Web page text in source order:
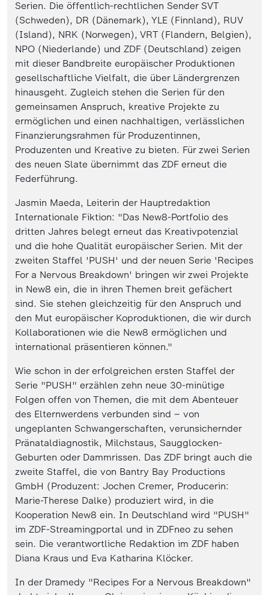
Serien. Die öffentlich-rechtlichen Sender SVT
(Schweden), DR (Dänemark), YLE (Finnland), RUV
(Island), NRK (Norwegen), VRT (Flandern, Belgien),
NPO (Niederlande) und ZDF (Deutschland) zeigen
mit dieser Bandbreite europäischer Produktionen
gesellschaftliche Vielfalt, die über Ländergrenzen
hinausgeht. Zugleich stehen die Serien für den
gemeinsamen Anspruch, kreative Projekte zu
ermöglichen und einen nachhaltigen, verlässlichen
Finanzierungsrahmen für Produzentinnen,
Produzenten und Kreative zu bieten. Für zwei Serien
des neuen Slate übernimmt das ZDF erneut die
Federführung.
Jasmin Maeda, Leiterin der Hauptredaktion
Internationale Fiktion: "Das New8-Portfolio des
dritten Jahres belegt erneut das Kreativpotenzial
und die hohe Qualität europäischer Serien. Mit der
zweiten Staffel 'PUSH' und der neuen Serie 'Recipes
For a Nervous Breakdown' bringen wir zwei Projekte
in New8 ein, die in ihren Themen breit gefächert
sind. Sie stehen gleichzeitig für den Anspruch und
den Mut europäischer Koproduktionen, die wir durch
Kollaborationen wie die New8 ermöglichen und
international präsentieren können."
Wie schon in der erfolgreichen ersten Staffel der
Serie "PUSH" erzählen zehn neue 30-minütige
Folgen offen von Themen, die mit dem Abenteuer
des Elternwerdens verbunden sind – von
ungeplanten Schwangerschaften, verunsichernder
Pränataldiagnostik, Milchstaus, Saugglocken-
Geburten oder Dammrissen. Das ZDF bringt auch die
zweite Staffel, die von Bantry Bay Productions
GmbH (Produzent: Jochen Cremer, Producerin:
Marie-Therese Dalke) produziert wird, in die
Kooperation New8 ein. In Deutschland wird "PUSH"
im ZDF-Streamingportal und in ZDFneo zu sehen
sein. Die verantwortliche Redaktion im ZDF haben
Diana Kraus und Eva Katharina Klöcker.
In der Dramedy "Recipes For a Nervous Breakdown"